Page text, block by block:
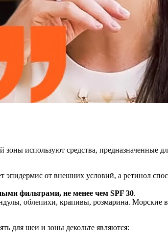
используют средства, предназначенные
от внешних условий, а ретинол
фильтрами, не менее чем SPF 30.
облепихи, крапивы, розмарина. Морские
для шеи и зоны декольте являются: